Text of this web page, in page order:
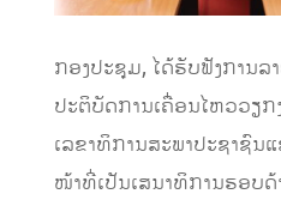
ກອງປະຊຸມ, ໄດ້ຮັບຟັງການລ
ປະຕິບັດການເຄື່ອນໄຫວວຽກ
ເລຂາທິການສະພາປະຊາຊົນ
ໜ້າທີ່ເປັນເສນາທິການຮອບ